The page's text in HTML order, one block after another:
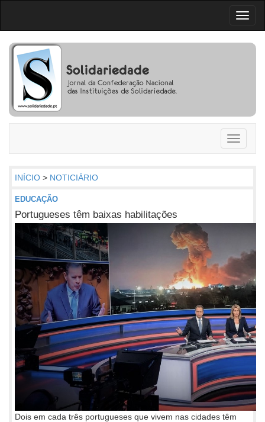
Toggle
INÍCIO > NOTICIÁRIO
EDUCAÇÃO
Portugueses têm baixas habilitações
Dois em cada três portugueses que vivem nas cidades têm